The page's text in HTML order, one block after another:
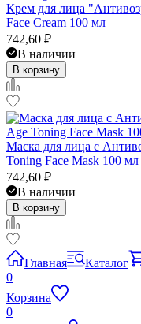
​Крем для лица
Face Cream 100 мл
742,60 ₽
В наличии
В корзину
​Маска для лица с
Toning Face Mask 100 мл
742,60 ₽
В наличии
В корзину
Главная
Каталог
0
Корзина
0